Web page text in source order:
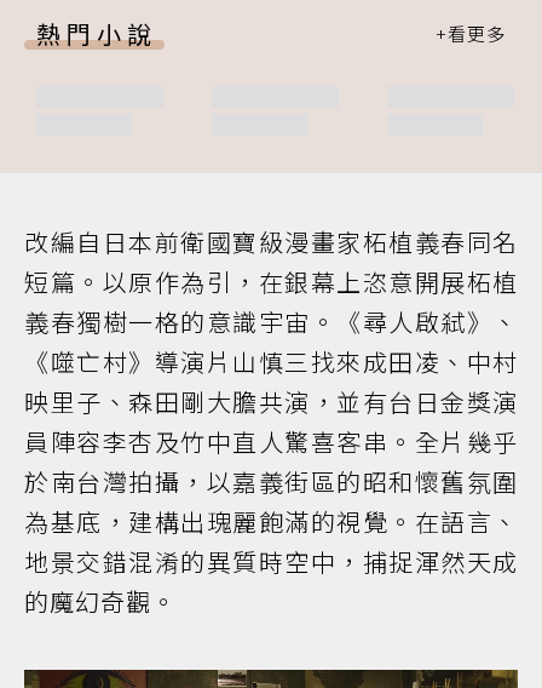
熱門小說
改編自日本前衛國寶級漫畫家柘植義春同名
短篇。以原作為引，在銀幕上恣意開展柘植
義春獨樹一格的意識宇宙。《尋人啟弒》、
《噬亡村》導演片山慎三找來成田凌、中村
映里子、森田剛大膽共演，並有台日金獎演
員陣容李杏及竹中直人驚喜客串。全片幾乎
於南台灣拍攝，以嘉義街區的昭和懷舊氛圍
為基底，建構出瑰麗飽滿的視覺。在語言、
地景交錯混淆的異質時空中，捕捉渾然天成
的魔幻奇觀。